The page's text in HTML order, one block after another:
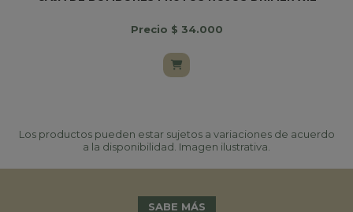
Precio $ 34.000
Los productos pueden estar sujetos a variaciones de acuerdo
a la disponibilidad. Imagen ilustrativa.
SABE MÁS